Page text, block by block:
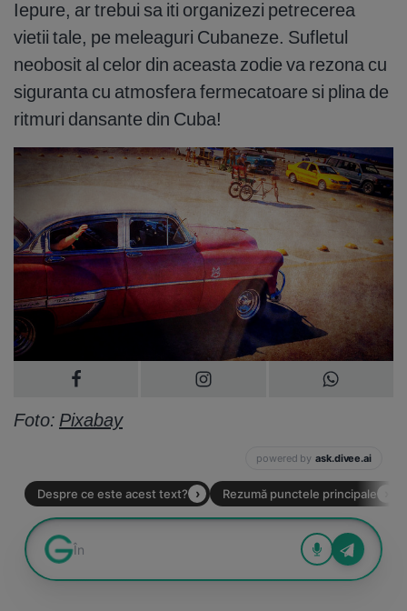
Iepure, ar trebui sa iti organizezi petrecerea
vietii tale, pe meleaguri Cubaneze. Sufletul
neobosit al celor din aceasta zodie va rezona cu
siguranta cu atmosfera fermecatoare si plina de
ritmuri dansante din Cuba!
Foto: Pixabay